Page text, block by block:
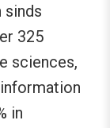
sinds
325
sciences,
in